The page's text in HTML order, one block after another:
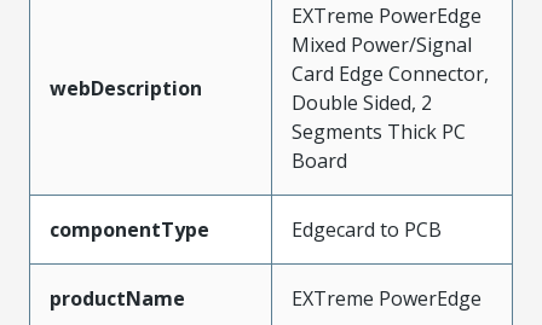
webDescription
EXTreme PowerEdge
Mixed Power/Signal
Card Edge Connector,
Double Sided, 2
Segments Thick PC
Board
componentType Edgecard to PCB
productName EXTreme PowerEdge